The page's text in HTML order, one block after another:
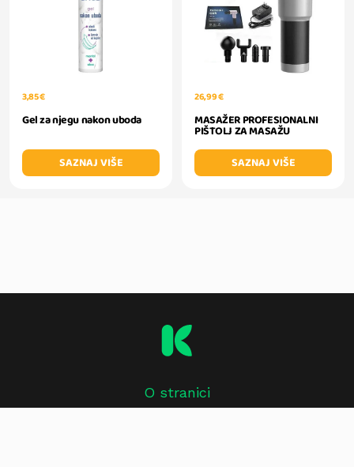
3,85 €
Gel za njegu nakon uboda
SAZNAJ VIŠE
26,99 €
MASAŽER PROFESIONALNI
PIŠTOLJ ZA MASAŽU
SAZNAJ VIŠE
O stranici